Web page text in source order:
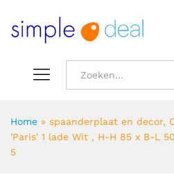
Home » spaanderplaat en decor,
'Paris' 1 lade Wit , H-H 85 x B-L
5